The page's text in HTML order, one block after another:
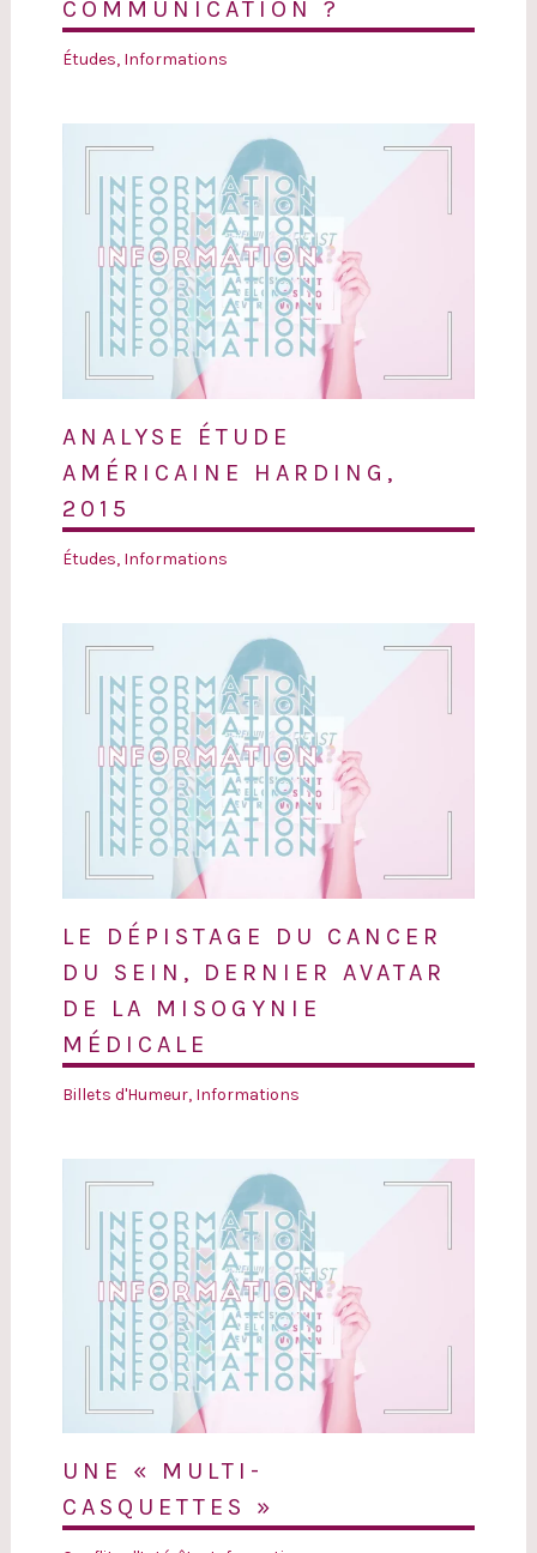
COMMUNICATION ?
Études, Informations
ANALYSE ÉTUDE
AMÉRICAINE HARDING,
2015
Études, Informations
LE DÉPISTAGE DU CANCER
DU SEIN, DERNIER AVATAR
DE LA MISOGYNIE
MÉDICALE
Billets d'Humeur, Informations
UNE « MULTI-
CASQUETTES »